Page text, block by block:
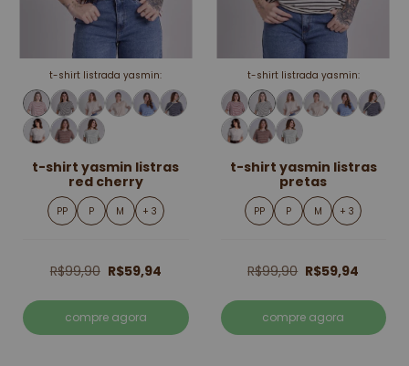
t-shirt listrada yasmin:
t-shirt yasmin listras
red cherry
PP P M + 3
R$99,90 R$59,94
compre agora
t-shirt listrada yasmin:
t-shirt yasmin listras
pretas
PP P M + 3
R$99,90 R$59,94
compre agora